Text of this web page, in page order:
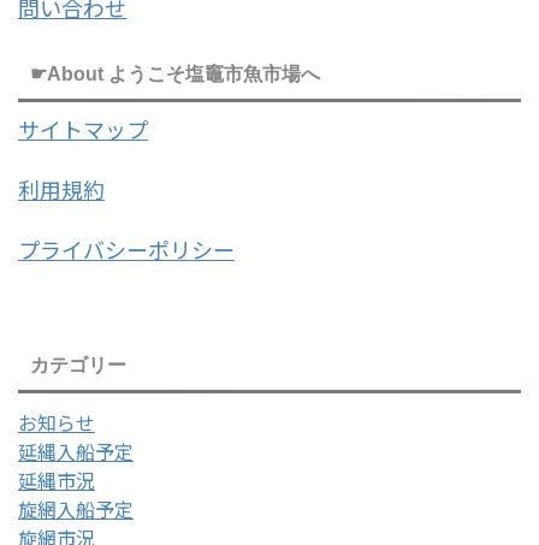
問い合わせ
☛About ようこそ塩竈市魚市場へ
サイトマップ
利用規約
プライバシーポリシー
カテゴリー
お知らせ
延縄入船予定
延縄市況
旋網入船予定
旋網市況